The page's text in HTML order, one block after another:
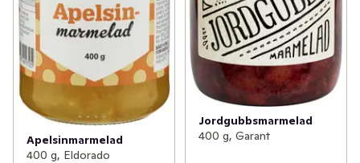
Apelsinmarmelad
400 g, Eldorado
Jordgubbsmarmelad
400 g, Garant